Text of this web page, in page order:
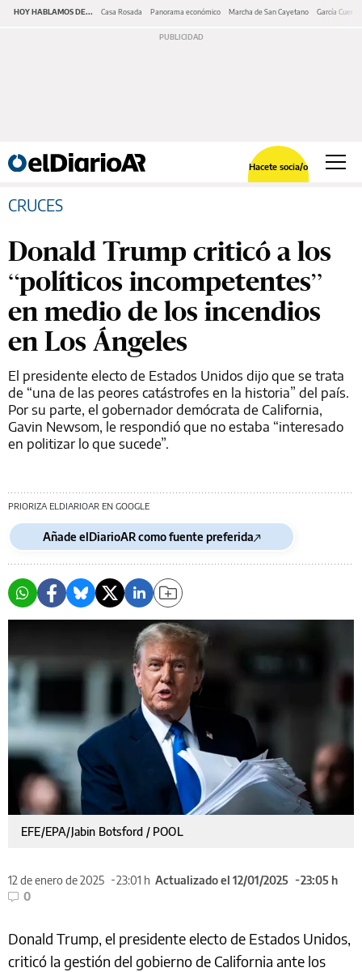
HOY HABLAMOS DE... Casa Rosada Panorama económico Marcha de San Cayetano García Cuerva
Hacete socia/o
CRUCES
Donald Trump criticó a los
“políticos incompetentes”
en medio de los incendios
en Los Ángeles
El presidente electo de Estados Unidos dijo que se trata
de “una de las peores catástrofes en la historia” del país.
Por su parte, el gobernador demócrata de California,
Gavin Newsom, le respondió que no estaba “interesado
en politizar lo que sucede”.
PRIORIZA ELDIARIOAR EN GOOGLE
Añade elDiarioAR como fuente preferida
EFE/EPA/Jabin Botsford / POOL
12 de enero de 2025 23:01 h Actualizado el 12/01/2025
23:05 h
0
Donald Trump, el presidente electo de Estados Unidos,
criticó la gestión del gobierno de California ante los